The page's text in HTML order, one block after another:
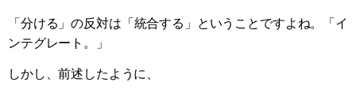
「分ける」の反対は「統合する」ということですよね。「イ
ンテグレート。」
しかし、前述したように、